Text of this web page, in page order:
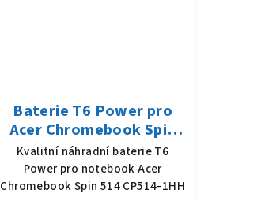
Baterie T6 Power pro
Acer Chromebook Spin
514 CP514-1HH, Li-Poly,
11,61 V, 4683 mAh (54,36
Wh), černá
Kvalitní náhradní baterie T6
Power pro notebook Acer
Chromebook Spin 514 CP514-1HH